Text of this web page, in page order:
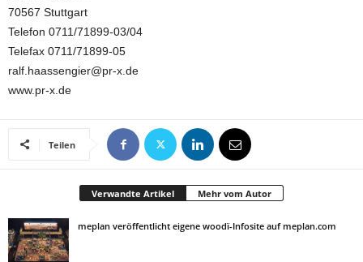
70567 Stuttgart
Telefon 0711/71899-03/04
Telefax 0711/71899-05
ralf.haassengier@pr-x.de
www.pr-x.de
Teilen
Verwandte Artikel Mehr vom Autor
meplan veröffentlicht eigene woodï-Infosite auf meplan.com